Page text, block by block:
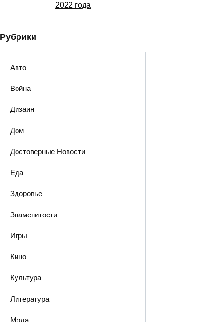
2022 года
Рубрики
Авто
Война
Дизайн
Дом
Достоверные Новости
Еда
Здоровье
Знаменитости
Игры
Кино
Культура
Литература
Мода